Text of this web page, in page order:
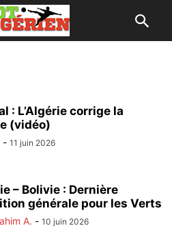
: L’Algérie corrige la
(vidéo)
- 11 juin 2026
– Bolivie : Dernière
générale pour les Verts
A. - 10 juin 2026